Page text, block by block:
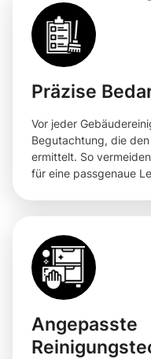
Präzise
Vor jeder
Begutachtung, die
ermittelt. So
für eine passgenaue
Angepasste